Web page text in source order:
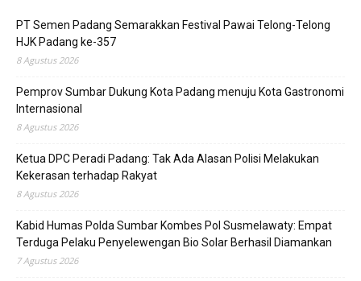
PT Semen Padang Semarakkan Festival Pawai Telong-Telong
HJK Padang ke-357
8 Agustus 2026
Pemprov Sumbar Dukung Kota Padang menuju Kota Gastronomi
Internasional
8 Agustus 2026
Ketua DPC Peradi Padang: Tak Ada Alasan Polisi Melakukan
Kekerasan terhadap Rakyat
8 Agustus 2026
Kabid Humas Polda Sumbar Kombes Pol Susmelawaty: Empat
Terduga Pelaku Penyelewengan Bio Solar Berhasil Diamankan
7 Agustus 2026